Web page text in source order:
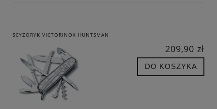
SCYZORYK VICTORINOX HUNTSMAN
209,90 zł
DO KOSZYKA